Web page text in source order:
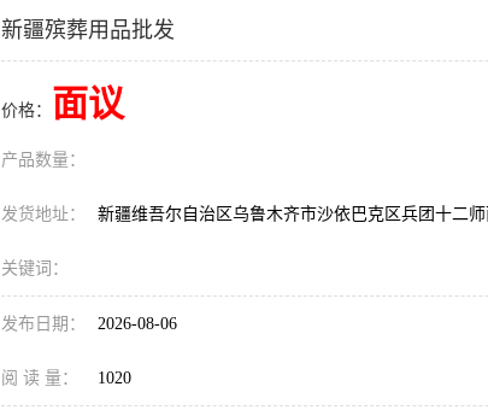
新疆殡葬用品批发
价格： 面议
产品数量：
发货地址： 新疆维吾尔自治区乌鲁木齐市沙依巴克区兵团十二
关键词：
发布日期： 2026-08-06
阅 读 量： 1020